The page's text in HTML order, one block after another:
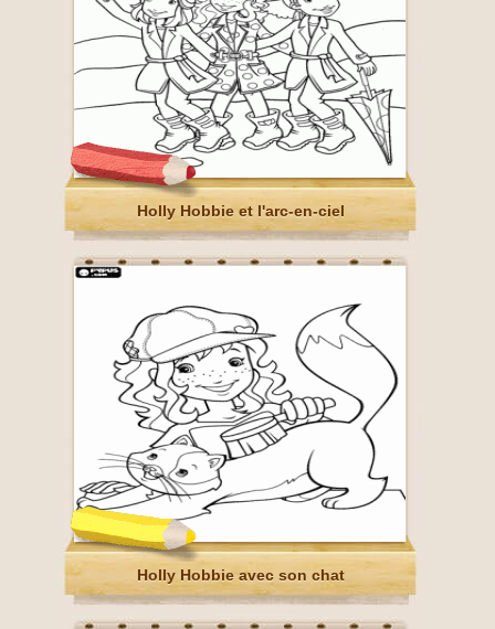
Holly Hobbie et l'arc-en-ciel
Holly Hobbie avec son chat